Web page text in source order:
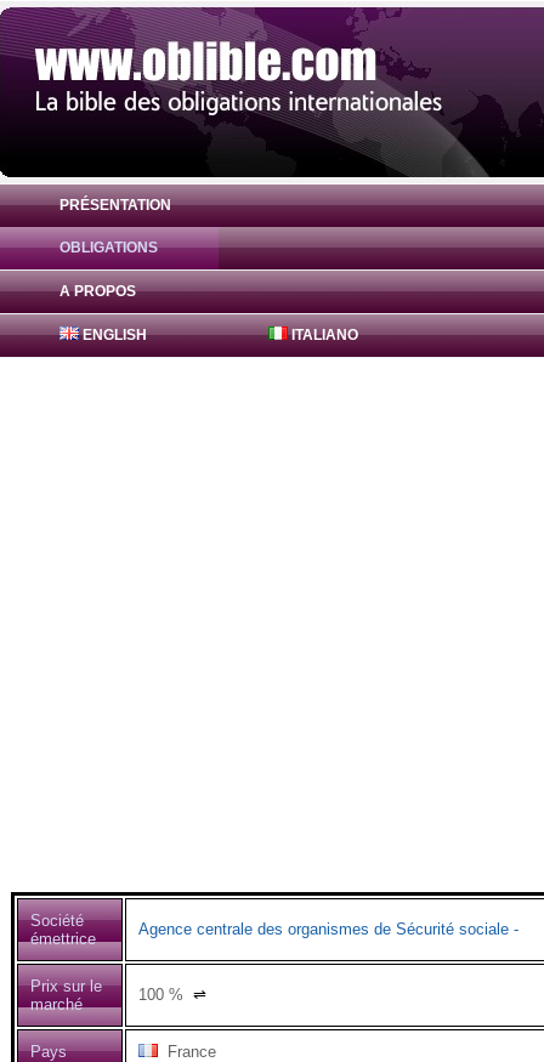
PRÉSENTATION
OBLIGATIONS
A PROPOS
ENGLISH ITALIANO
Obligation Agence centrale des
) en USD
Société
émettrice
Agence centrale des organismes de Sécurité sociale -
Prix sur le
marché
100 % ⇌
Pays France